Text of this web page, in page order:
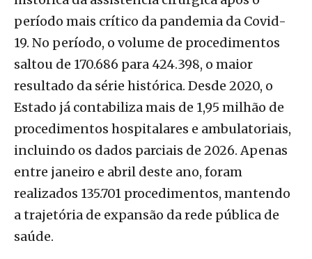
período mais crítico da pandemia da Covid-
19. No período, o volume de procedimentos
saltou de 170.686 para 424.398, o maior
resultado da série histórica. Desde 2020, o
Estado já contabiliza mais de 1,95 milhão de
procedimentos hospitalares e ambulatoriais,
incluindo os dados parciais de 2026. Apenas
entre janeiro e abril deste ano, foram
realizados 135.701 procedimentos, mantendo
a trajetória de expansão da rede pública de
saúde.